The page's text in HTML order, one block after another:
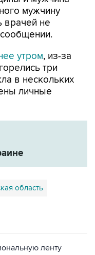
мужчину
врачей не
утром, из-за
три
в нескольких
личные
область
ленту